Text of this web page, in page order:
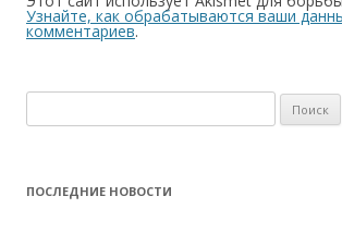
Узнайте, как обрабатываются ваши
комментариев.
ПОСЛЕДНИЕ НОВОСТИ